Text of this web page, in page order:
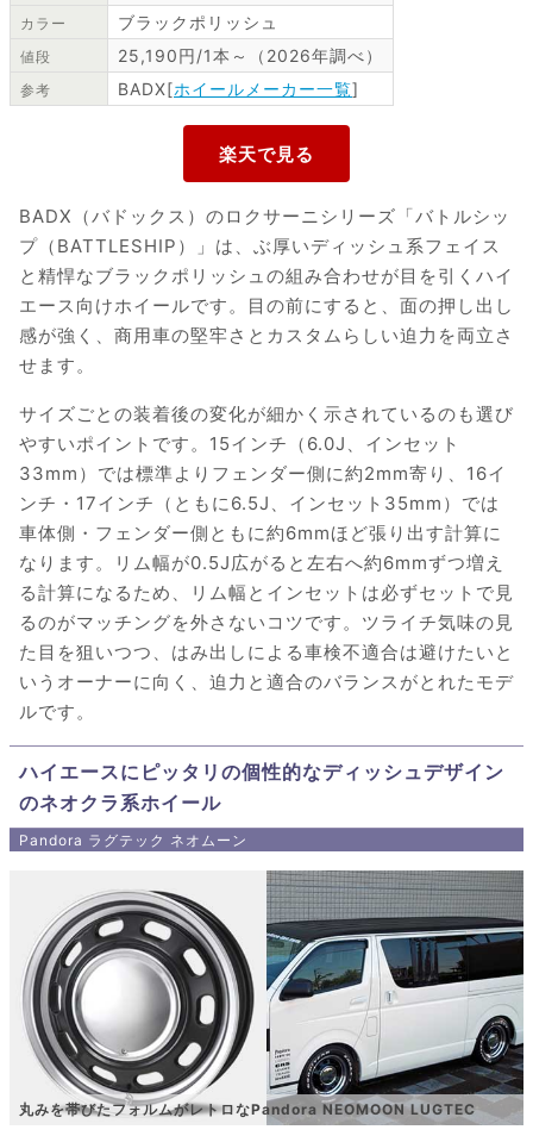
カラー ブラックポリッシュ
値段 25,190円/1本～（2026年調べ）
参考 BADX[ホイールメーカー一覧]
BADX（バドックス）のロクサーニシリーズ「バトルシッ
プ（BATTLESHIP）」は、ぶ厚いディッシュ系フェイス
と精悍なブラックポリッシュの組み合わせが目を引くハイ
エース向けホイールです。目の前にすると、面の押し出し
感が強く、商用車の堅牢さとカスタムらしい迫力を両立さ
せます。
サイズごとの装着後の変化が細かく示されているのも選び
やすいポイントです。15インチ（6.0J、インセット
33mm）では標準よりフェンダー側に約2mm寄り、16イ
ンチ・17インチ（ともに6.5J、インセット35mm）では
車体側・フェンダー側ともに約6mmほど張り出す計算に
なります。リム幅が0.5J広がると左右へ約6mmずつ増え
る計算になるため、リム幅とインセットは必ずセットで見
るのがマッチングを外さないコツです。ツライチ気味の見
た目を狙いつつ、はみ出しによる車検不適合は避けたいと
いうオーナーに向く、迫力と適合のバランスがとれたモデ
ルです。
ハイエースにピッタリの個性的なディッシュデザイン
のネオクラ系ホイール
Pandora ラグテック ネオムーン
丸みを帯びたフォルムがレトロなPandora NEOMOON LUGTEC